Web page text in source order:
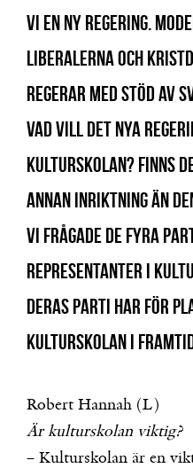
vi en ny regering.
Liberalerna och
regerar med stöd av
Vad vill det nya
kulturskolan? Finns
annan inriktning än
Vi frågade de fyra
representanter i
deras parti har för
Kulturskolan i
Robert Hannah (L)
Är kulturskolan viktig?
– Kulturskolan är en